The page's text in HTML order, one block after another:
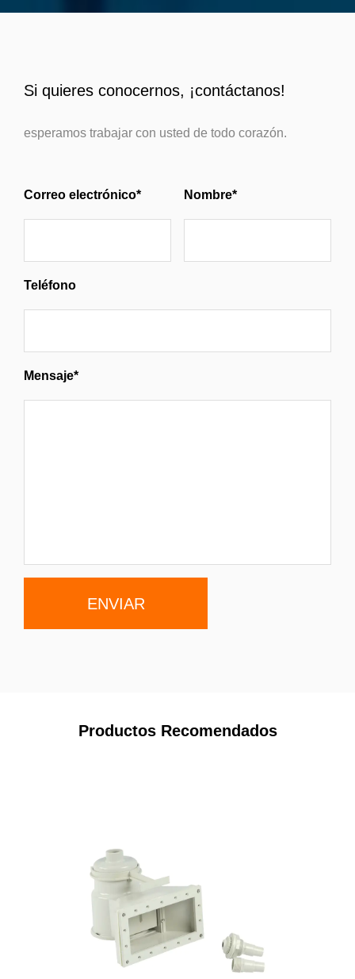
Si quieres conocernos, ¡contáctanos!
esperamos trabajar con usted de todo corazón.
Correo electrónico* Nombre*
Teléfono
Mensaje*
Productos Recomendados